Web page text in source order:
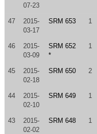
07-23
47
2015-
03-17
SRM 653 1
46
2015-
03-09
SRM 652
*
1
45
2015-
02-18
SRM 650 2
44
2015-
02-10
SRM 649 1
43
2015-
02-02
SRM 648 1